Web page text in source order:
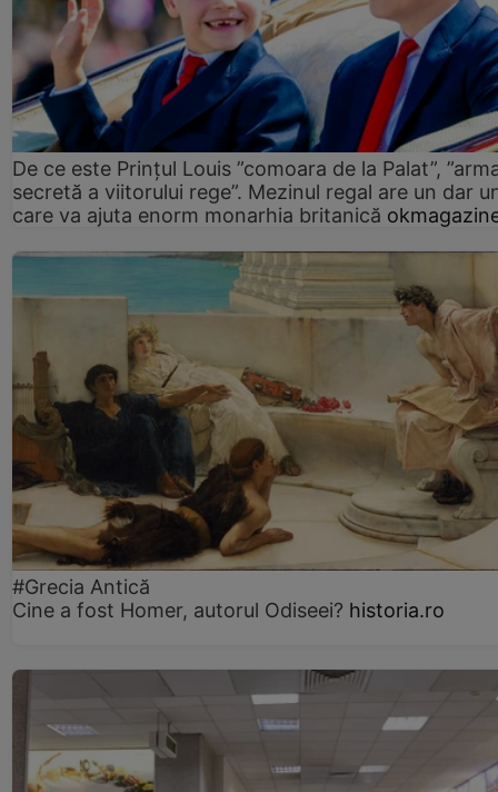
De ce este Prințul Louis ”comoara de la Palat”,
secretă a viitorului rege”. Mezinul regal are un dar
care va ajuta enorm monarhia britanică
#Grecia Antică
Cine a fost Homer, autorul Odiseei? historia.ro